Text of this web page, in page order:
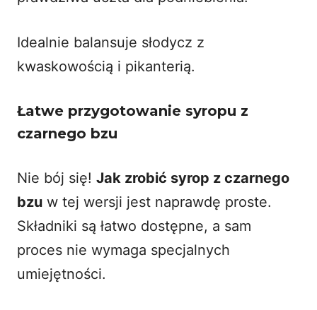
Idealnie balansuje słodycz z
kwaskowością i pikanterią.
Łatwe przygotowanie syropu z
czarnego bzu
Nie bój się! Jak zrobić syrop z czarnego
bzu w tej wersji jest naprawdę proste.
Składniki są łatwo dostępne, a sam
proces nie wymaga specjalnych
umiejętności.